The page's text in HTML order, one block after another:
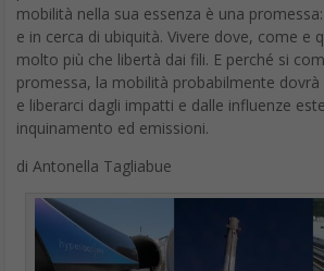
Che in casa Google ci siano lavori in corso
comprensibile non solo dagli annunci
anche dal tangibile restyling che ha
settimane Google Drive e Gmail, la
Mountain View.
poco conto che è stata presentata nel
però, non è ancora realtà: si chiama
nella riorganizzazione dei piani a
memorizzazione dati in
cloud made by